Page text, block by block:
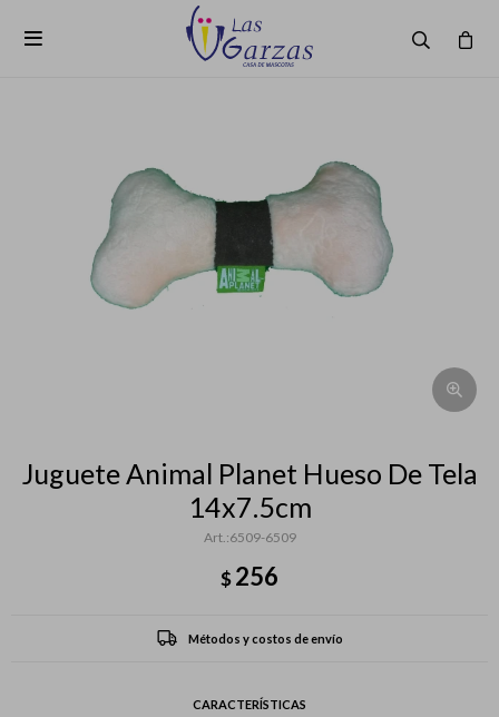

Juguete Animal Planet Hueso De Tela
14x7.5cm
6509-6509
$256
Métodos y costos de envío
CARACTERÍSTICAS